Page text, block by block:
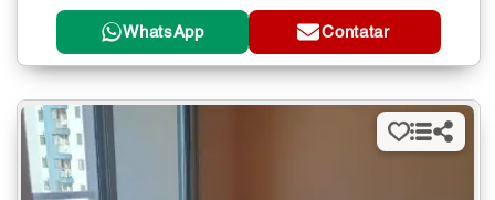
WhatsApp Contatar